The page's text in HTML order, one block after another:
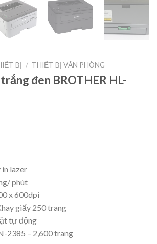
BỊ / THIẾT BỊ VĂN PHÒNG
đen BROTHER HL-
in lazer
phút
x 600dpi
giấy 250 trang
tự động
2385 – 2,600 trang